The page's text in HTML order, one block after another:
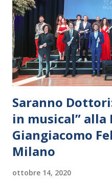
un'esperienza emozionale
abbracciando l'arte con
sicurezza. Un viaggio
foyer con l’Aperitivo in
Halloween si prolungherà
Saranno
in musical” alla
Giangiacomo
Milano
ottobre 14, 2020